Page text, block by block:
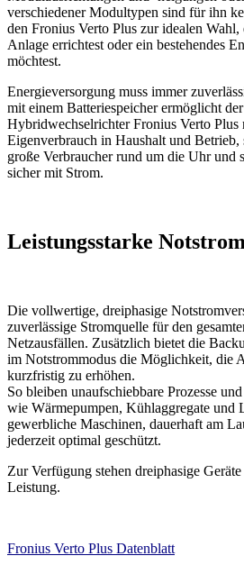
verschiedener Modultypen sind für ihn
den Fronius Verto Plus zur idealen
Anlage errichtest oder ein bestehendes
möchtest.
Energieversorgung muss immer
mit einem Batteriespeicher ermöglicht
Hybridwechselrichter Fronius Verto Plus
Eigenverbrauch in Haushalt und Betrieb,
große Verbraucher rund um die Uhr und
sicher mit Strom.
Leistungsstarke
Die vollwertige, dreiphasige
zuverlässige Stromquelle für den
Netzausfällen. Zusätzlich bietet die
im Notstrommodus die Möglichkeit, die
kurzfristig zu erhöhen.
So bleiben unaufschiebbare Prozesse
wie Wärmepumpen, Kühlaggregate und
gewerbliche Maschinen, dauerhaft am
jederzeit optimal geschützt.
Zur Verfügung stehen dreiphasige
Leistung.
Fronius Verto Plus Datenblatt